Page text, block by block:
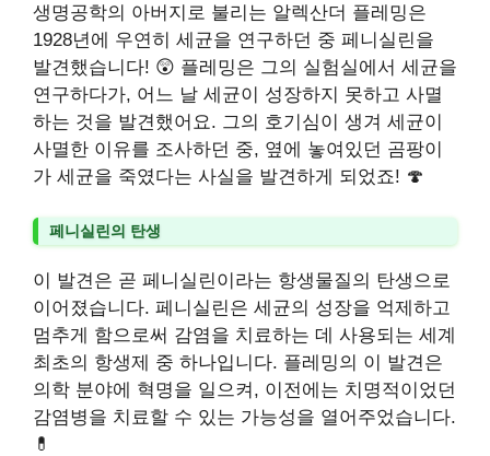
생명공학의 아버지로 불리는 알렉산더 플레밍은
1928년에 우연히 세균을 연구하던 중 페니실린을
발견했습니다! 😲 플레밍은 그의 실험실에서 세균을
연구하다가, 어느 날 세균이 성장하지 못하고 사멸
하는 것을 발견했어요. 그의 호기심이 생겨 세균이
사멸한 이유를 조사하던 중, 옆에 놓여있던 곰팡이
가 세균을 죽였다는 사실을 발견하게 되었죠! 🍄
페니실린의 탄생
이 발견은 곧 페니실린이라는 항생물질의 탄생으로
이어졌습니다. 페니실린은 세균의 성장을 억제하고
멈추게 함으로써 감염을 치료하는 데 사용되는 세계
최초의 항생제 중 하나입니다. 플레밍의 이 발견은
의학 분야에 혁명을 일으켜, 이전에는 치명적이었던
감염병을 치료할 수 있는 가능성을 열어주었습니다.
💊